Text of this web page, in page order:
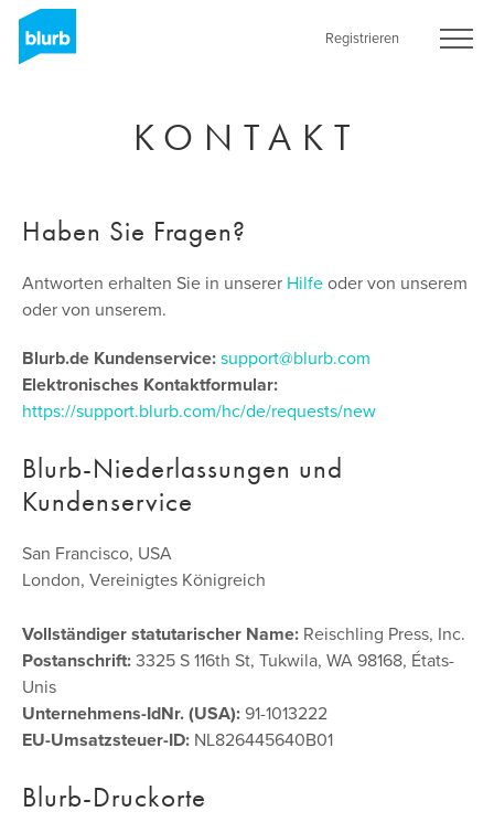
Skip
main
Registrieren
KONTAKT
Haben Sie Fragen?
Antworten erhalten Sie in unserer Hilfe oder von unserem
oder von unserem.
Blurb.de Kundenservice: support@blurb.com
Elektronisches Kontaktformular:
https://support.blurb.com/hc/de/requests/new
Blurb-Niederlassungen und
Kundenservice
San Francisco, USA
London, Vereinigtes Königreich
Vollständiger statutarischer Name: Reischling Press, Inc.
Postanschrift: 3325 S 116th St, Tukwila, WA 98168, États-
Unis
Unternehmens-IdNr. (USA): 91-1013222
EU-Umsatzsteuer-ID: NL826445640B01
Blurb-Druckorte